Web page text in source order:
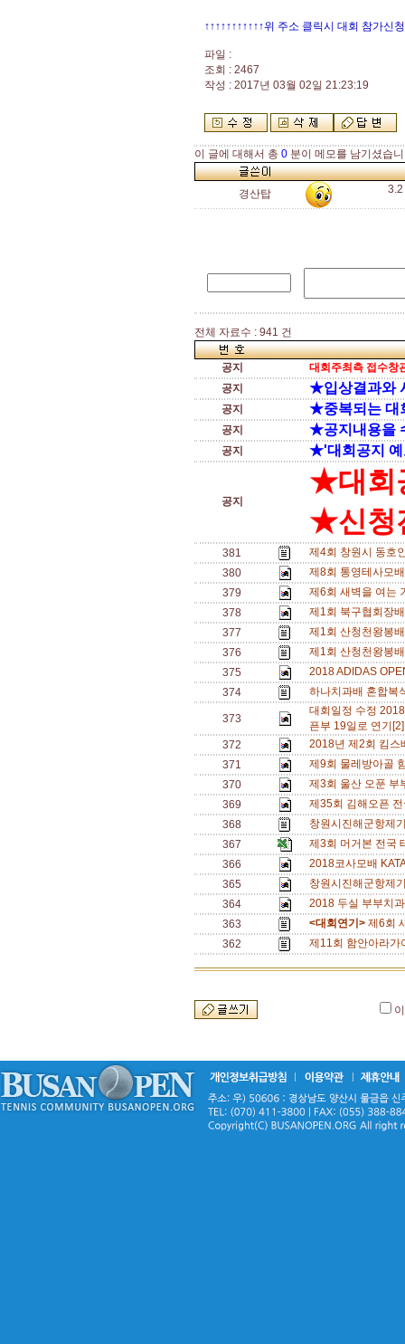
↑↑↑↑↑↑↑↑↑↑↑위 주소 클릭시 대회 참가신
파일 :
조회 : 2467
작성 : 2017년 03월 02일 21:23:19
이 글에 대해서 총 0 분이 메모를 남기셨습
경산탑 3.2
전체 자료수 : 941 건
공지
대회주최측 접수창
공지
★입상결과와
공지 ★중복되는 대
공지 ★공지내용을
공지 ★'대회공지 예
공지
★대회
★신청
381
제4회 창원시 동호
380
제8회 통영테사모
379
제6회 새벽을 여는
378
제1회 북구협회장
377
제1회 산청천왕봉
376
제1회 산청천왕봉
375
2018 ADIDAS
374
하나치과배 혼합복
373
대회일정 수정
픈부 19일로 연기
372
2018년 제2회 킴
371
제9회 물레방아골
370
제3회 울산 오푼
369
제35회 김해오픈
368
창원시진해군항제
367
제3회 머거본 전국
366
2018코사모배
365
창원시진해군항제
364
2018 두실 부부치
363
<대회연기> 제6회
362
제11회 함안아라